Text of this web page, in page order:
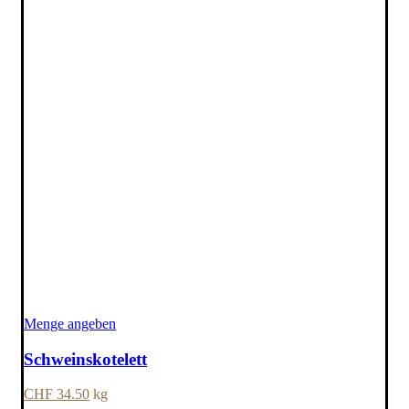
Menge angeben
Schweinskotelett
CHF 34.50 kg